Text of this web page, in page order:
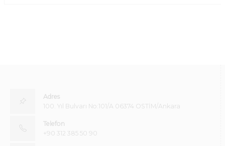
Adres
100. Yıl Bulvarı No:101/A 06374 OSTİM/Ankara
Telefon
+90 312 385 50 90